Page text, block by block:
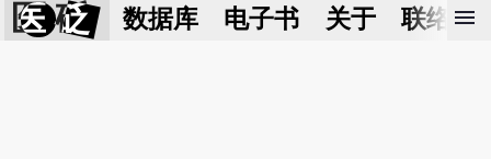
医 砭 数据库 电子书 关于 联络我
menu